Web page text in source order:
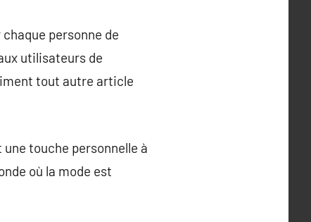
personne de
utilisateurs de
tout autre article
touche personnelle à
où la mode est